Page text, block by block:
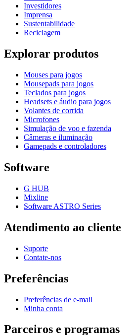
Investidores
Imprensa
Sustentabilidade
Reciclagem
Explorar produtos
Mouses para jogos
Mousepads para jogos
Teclados para jogos
Headsets e áudio para jogos
Volantes de corrida
Microfones
Simulação de voo e fazenda
Câmeras e iluminação
Gamepads e controladores
Software
G HUB
Mixline
Software ASTRO Series
Atendimento ao cliente
Suporte
Contate-nos
Preferências
Preferências de e-mail
Minha conta
Parceiros e programas